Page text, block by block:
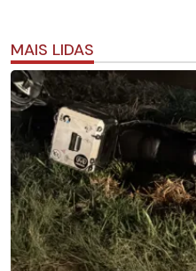
MAIS LIDAS